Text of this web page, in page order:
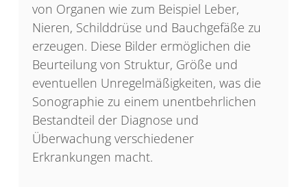
von Organen wie zum Beispiel Leber,
Nieren, Schilddrüse und Bauchgefäße zu
erzeugen. Diese Bilder ermöglichen die
Beurteilung von Struktur, Größe und
eventuellen Unregelmäßigkeiten, was die
Sonographie zu einem unentbehrlichen
Bestandteil der Diagnose und
Überwachung verschiedener
Erkrankungen macht.